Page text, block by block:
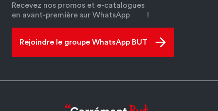
Recevez nos promos et e-catalogues
en avant-première sur WhatsApp
!
Rejoindre le groupe WhatsApp BUT